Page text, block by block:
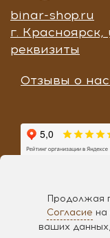
binar-shop.ru
г.
реквизиты
Отзывы о
Разработка «
Продолжая
Согласие на
ваших